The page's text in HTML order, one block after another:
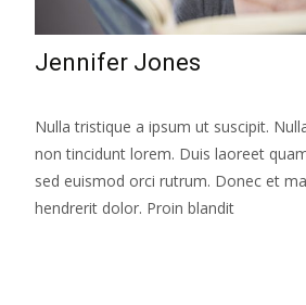
Jennifer Jones
Nulla tristique a ipsum ut suscipit.
non tincidunt lorem. Duis laoreet
sed euismod orci rutrum. Donec et
hendrerit dolor. Proin blandit